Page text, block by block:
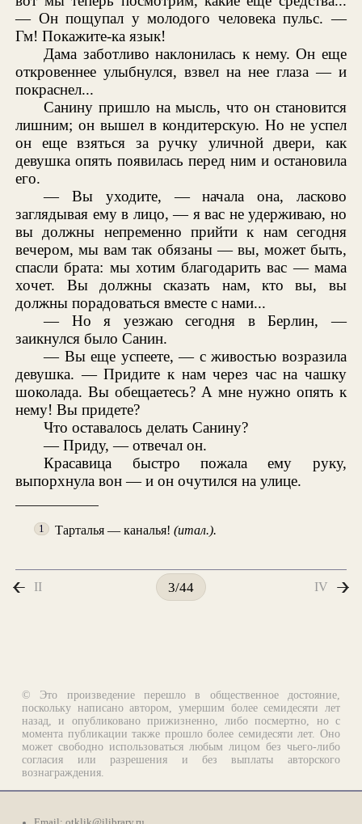
— Он пощупал у молодого человека пульс. —
Гм! Покажите-ка язык!
Дама заботливо наклонилась к нему. Он еще
откровеннее улыбнулся, взвел на нее глаза — и
покраснел...
Санину пришло на мысль, что он становится
лишним; он вышел в кондитерскую. Но не успел
он еще взяться за ручку уличной двери, как
девушка опять появилась перед ним и остановила
его.
— Вы уходите, — начала она, ласково
заглядывая ему в лицо, — я вас не удерживаю, но
вы должны непременно прийти к нам сегодня
вечером, мы вам так обязаны — вы, может быть,
спасли брата: мы хотим благодарить вас — мама
хочет. Вы должны сказать нам, кто вы, вы
должны порадоваться вместе с нами...
— Но я уезжаю сегодня в Берлин, —
заикнулся было Санин.
— Вы еще успеете, — с живостью возразила
девушка. — Придите к нам через час на чашку
шоколада. Вы обещаетесь? А мне нужно опять к
нему! Вы придете?
Что оставалось делать Санину?
— Приду, — отвечал он.
Красавица быстро пожала ему руку,
выпорхнула вон — и он очутился на улице.
1 Тарталья — каналья!(итал.).
II 3/44 IV
© Это произведение перешло в общественное достояние,
поскольку написано автором, умершим более семидесяти лет
назад, и опубликовано прижизненно, либо посмертно, но с
момента публикации также прошло более семидесяти лет. Оно
может свободно использоваться любым лицом без чьего-либо
согласия или разрешения и без выплаты авторского
вознаграждения.